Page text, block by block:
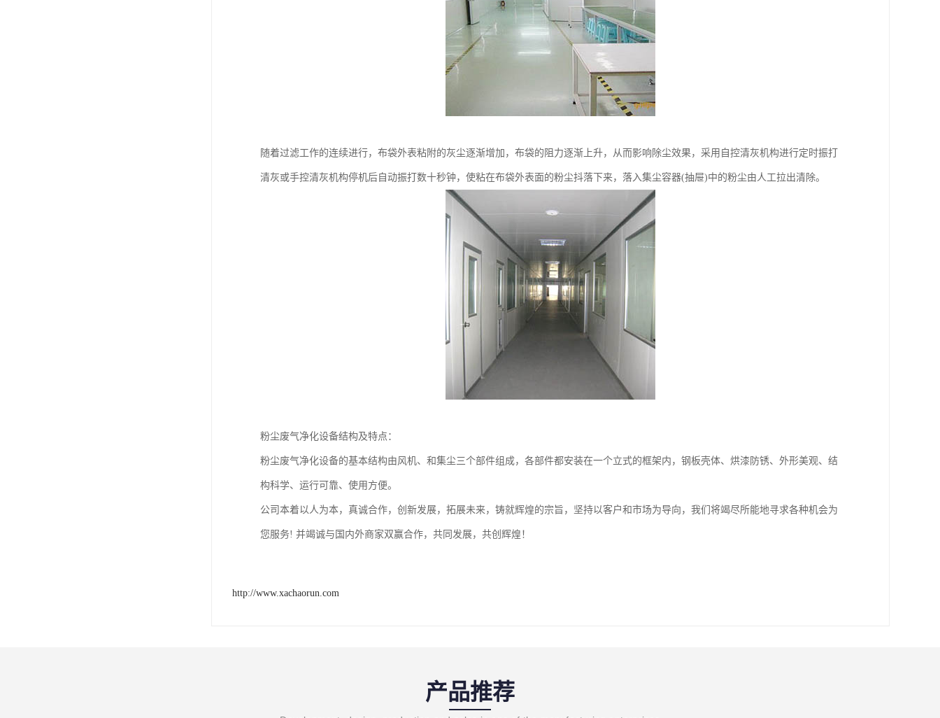
随着过滤工作的连续进行，布袋外表粘附的灰尘逐渐增加，布袋的阻力逐渐上升，从而影响除尘效果，采用自控清灰机构进行定时振打
清灰或手控清灰机构停机后自动振打数十秒钟，使粘在布袋外表面的粉尘抖落下来，落入集尘容器(抽屉)中的粉尘由人工拉出清除。
粉尘废气净化设备结构及特点：
粉尘废气净化设备的基本结构由风机、和集尘三个部件组成，各部件都安装在一个立式的框架内，钢板壳体、烘漆防锈、外形美观、结
构科学、运行可靠、使用方便。
公司本着以人为本，真诚合作，创新发展，拓展未来，铸就辉煌的宗旨，坚持以客户和市场为导向，我们将竭尽所能地寻求各种机会为
您服务! 并竭诚与国内外商家双赢合作，共同发展，共创辉煌！
http://www.xachaorun.com
产品推荐